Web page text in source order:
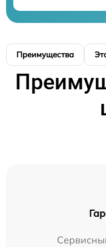
Преимущества